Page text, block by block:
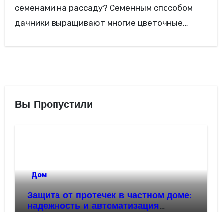
семенами на рассаду? Семенным способом
дачники выращивают многие цветочные…
Вы Пропустили
Дом
Защита от протечек в частном доме:
надежность и автоматизация